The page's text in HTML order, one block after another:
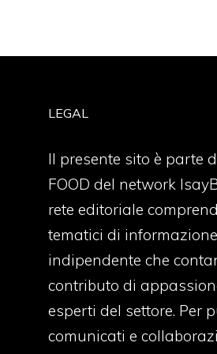
LEGAL
Il presente sito è parte
FOOD del network
rete editoriale
tematici di informazione
indipendente che
contributo di
esperti del settore. Per
comunicati e